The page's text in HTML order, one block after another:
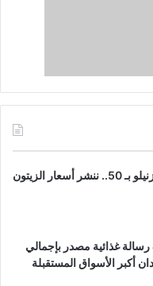
التفاحي بـ 110 والمنزنيلو بـ 50.. ننشر أسعار الزيتون
سلامة الغذاء: 4300 رسالة غذائية مصدر بإجمالي